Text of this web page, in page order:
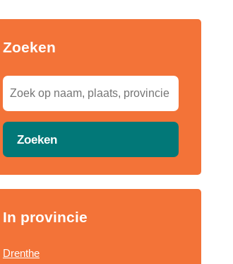
Zoeken
Zoeken
In provincie
Drenthe